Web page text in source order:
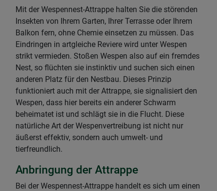
Mit der Wespennest-Attrappe halten Sie die störenden
Insekten von Ihrem Garten, Ihrer Terrasse oder Ihrem
Balkon fern, ohne Chemie einsetzen zu müssen. Das
Eindringen in artgleiche Reviere wird unter Wespen
strikt vermieden. Stoßen Wespen also auf ein fremdes
Nest, so flüchten sie instinktiv und suchen sich einen
anderen Platz für den Nestbau. Dieses Prinzip
funktioniert auch mit der Attrappe, sie signalisiert den
Wespen, dass hier bereits ein anderer Schwarm
beheimatet ist und schlägt sie in die Flucht. Diese
natürliche Art der Wespenvertreibung ist nicht nur
äußerst effektiv, sondern auch umwelt- und
tierfreundlich.
Anbringung der Attrappe
Bei der Wespennest-Attrappe handelt es sich um einen